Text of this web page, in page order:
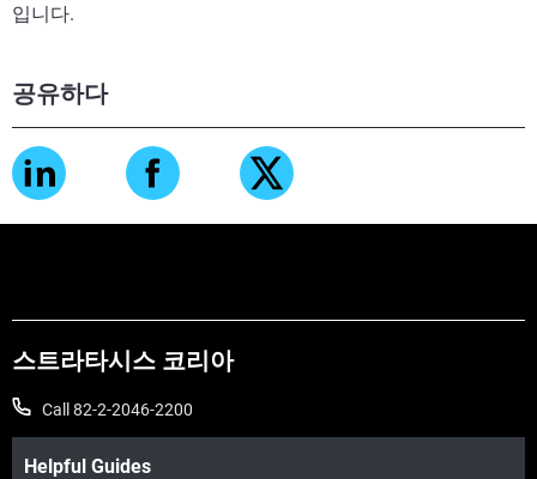
공유하다
입니다.
스트라타시스 코리아
Call 82-2-2046-2200
Helpful Guides